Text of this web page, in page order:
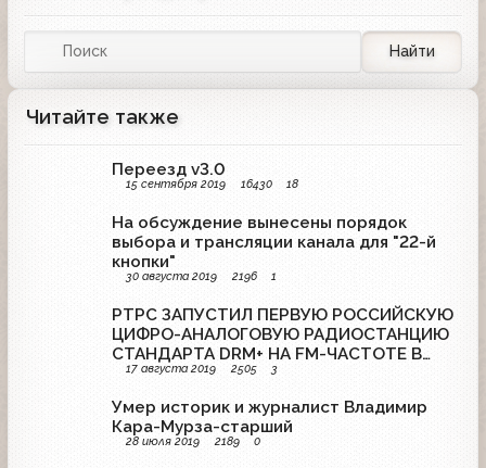
Найти
Читайте также
Переезд v3.0
15 сентября 2019 16430 18
На обсуждение вынесены порядок
выбора и трансляции канала для "22-й
кнопки"
30 августа 2019 2196 1
РТРС ЗАПУСТИЛ ПЕРВУЮ РОССИЙСКУЮ
ЦИФРО-АНАЛОГОВУЮ РАДИОСТАНЦИЮ
СТАНДАРТА DRM+ НА FM-ЧАСТОТЕ В
САНКТ-ПЕТЕРБУРГЕ
17 августа 2019 2505 3
Умер историк и журналист Владимир
Кара-Мурза-старший
28 июля 2019 2189 0